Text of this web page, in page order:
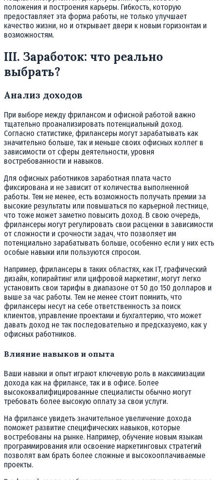
положения и построения карьеры. Гибкость, которую
предоставляет эта форма работы, не только улучшает
качество жизни, но и открывает двери к новым горизонтам и
возможностям.
III. Заработок: что реально
выбрать?
Анализ доходов
При выборе между фрилансом и офисной работой важно
тщательно проанализировать потенциальный доход.
Согласно статистике, фрилансеры могут зарабатывать как
значительно больше, так и меньше своих офисных коллег в
зависимости от сферы деятельности, уровня
востребованности и навыков.
Для офисных работников заработная плата часто
фиксирована и не зависит от количества выполненной
работы. Тем не менее, есть возможность получать премии за
высокие результаты или повышаться по карьерной лестнице,
что тоже может заметно повысить доход. В свою очередь,
фрилансеры могут регулировать свои расценки в зависимости
от сложности и срочности задач, что позволяет им
потенциально зарабатывать больше, особенно если у них есть
особые навыки или пользуются спросом.
Например, фрилансеры в таких областях, как IT, графический
дизайн, копирайтинг или цифровой маркетинг, могут легко
установить свои тарифы в диапазоне от 50 до 150 долларов и
выше за час работы. Тем не менее стоит помнить, что
фрилансеры несут на себе ответственность за поиск
клиентов, управление проектами и бухгалтерию, что может
давать доход не так последовательно и предсказуемо, как у
офисных работников.
Влияние навыков и опыта
Ваши навыки и опыт играют ключевую роль в максимизации
дохода как на фрилансе, так и в офисе. Более
высококвалифицированные специалисты обычно могут
требовать более высокую оплату за свои услуги.
На фрилансе увидеть значительное увеличение дохода
поможет развитие специфических навыков, которые
востребованы на рынке. Например, обучение новым языкам
программирования или освоение маркетинговых стратегий
позволят вам брать более сложные и высокооплачиваемые
проекты.